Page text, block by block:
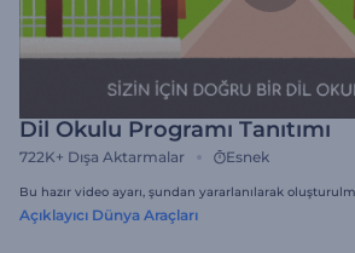
Dil Okulu Programı Tanıtımı
722K+ Dışa Aktarmalar Esnek
Bu hazır video ayarı, şundan yararlanılarak
Açıklayıcı Dünya Araçları